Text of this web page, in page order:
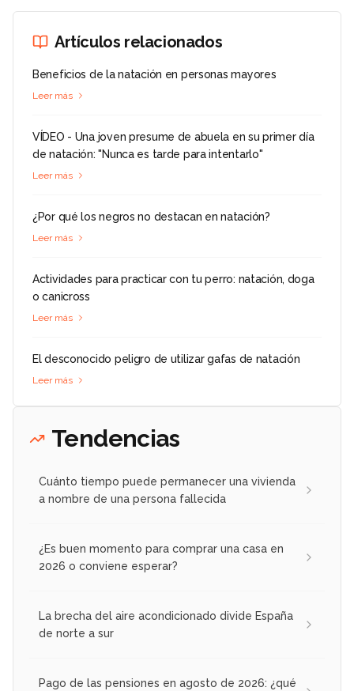
Artículos relacionados
Beneficios de la natación en personas mayores
Leer más
VÍDEO - Una joven presume de abuela en su primer día
de natación: "Nunca es tarde para intentarlo"
Leer más
¿Por qué los negros no destacan en natación?
Leer más
Actividades para practicar con tu perro: natación, doga
o canicross
Leer más
El desconocido peligro de utilizar gafas de natación
Leer más
Tendencias
Cuánto tiempo puede permanecer una vivienda
a nombre de una persona fallecida
¿Es buen momento para comprar una casa en
2026 o conviene esperar?
La brecha del aire acondicionado divide España
de norte a sur
Pago de las pensiones en agosto de 2026: ¿qué